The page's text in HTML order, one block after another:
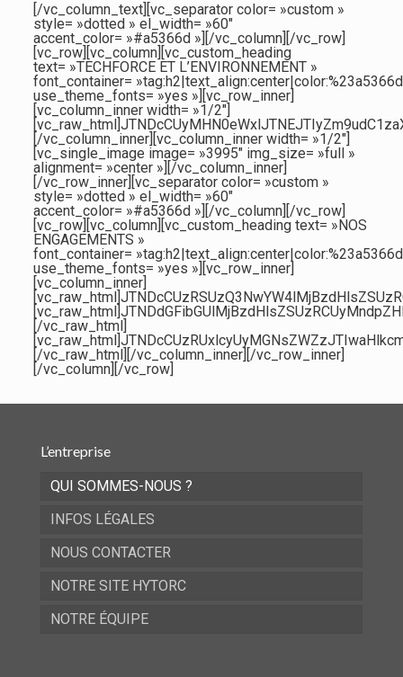
[/vc_column_text][vc_separator color= »custom »
style= »dotted » el_width= »60″
accent_color= »#a5366d »][/vc_column][/vc_row]
[vc_row][vc_column][vc_custom_heading
text= »TECHFORCE ET L’ENVIRONNEMENT »
font_container=
use_theme_fonts= »yes »][vc_row_inner]
[vc_column_inner width= »1/2″]
[/vc_column_inner][vc_column_inner width= »1/2″]
[vc_single_image image= »3995″ img_size= »full »
alignment= »center »][/vc_column_inner]
[/vc_row_inner][vc_separator color= »custom »
style= »dotted » el_width= »60″
accent_color= »#a5366d »][/vc_column][/vc_row]
[vc_row][vc_column][vc_custom_heading text= »NOS
ENGAGEMENTS »
font_container=
use_theme_fonts= »yes »][vc_row_inner]
[vc_column_inner]
[/vc_raw_html]
[/vc_raw_html][/vc_column_inner][/vc_row_inner]
[/vc_column][/vc_row]
L’entreprise
QUI SOMMES-NOUS ?
INFOS LÉGALES
NOUS CONTACTER
NOTRE SITE HYTORC
NOTRE ÉQUIPE